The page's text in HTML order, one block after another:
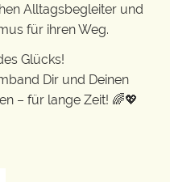
Alltagsbegleiter und
für ihren Weg.
Glücks!
Dir und Deinen
– für lange Zeit! 🌈💖